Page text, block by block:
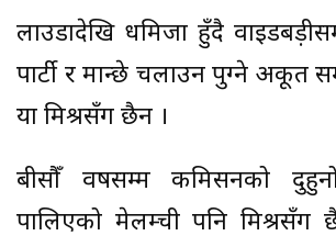
लाउडादेखि धमिजा हुँदै
पार्टी र मान्छे चलाउन पुग्ने अकूत
या मिश्रसँग छैन ।
बीसौँ वर्षसम्म कमिसनको
पालिएको मेलम्ची पनि मिश्रसँग